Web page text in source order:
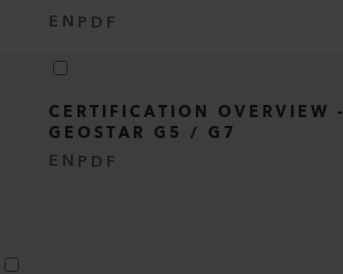
EN PDF
CERTIFICATION OVERVIEW -
GEOSTAR G5 / G7
EN PDF